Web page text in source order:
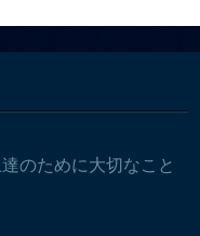
のために大切なこと